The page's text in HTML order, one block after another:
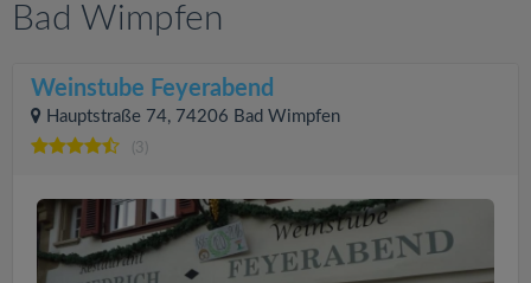
Bad Wimpfen
Weinstube Feyerabend
Hauptstraße 74, 74206 Bad Wimpfen
(3)